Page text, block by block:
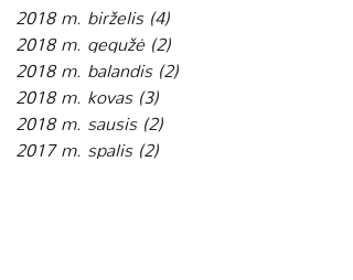
2018 m. birželis
(4)
2018 m. gegužė
(2)
2018 m. balandis
(2)
2018 m. kovas
(3)
2018 m. sausis
(2)
2017 m. spalis
(2)